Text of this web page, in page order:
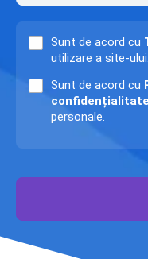
Sunt de acord cu
utilizare a site-ului.
Sunt de acord cu
personale.